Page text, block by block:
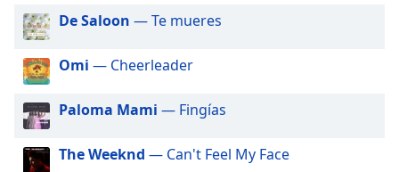
modal
window.
Beginning
dialog
De Saloon — Te mueres
Omi — Cheerleader
Paloma Mami — Fingías
The Weeknd — Can't Feel My Face